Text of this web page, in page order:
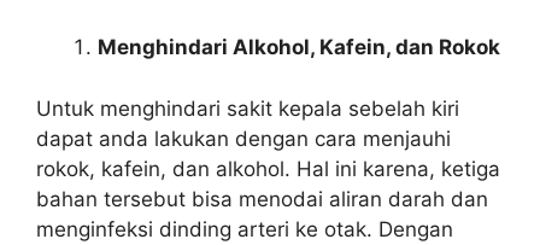
Menghindari Alkohol, Kafein, dan Rokok
Untuk menghindari sakit kepala sebelah kiri
dapat anda lakukan dengan cara menjauhi
rokok, kafein, dan alkohol. Hal ini karena, ketiga
bahan tersebut bisa menodai aliran darah dan
menginfeksi dinding arteri ke otak. Dengan